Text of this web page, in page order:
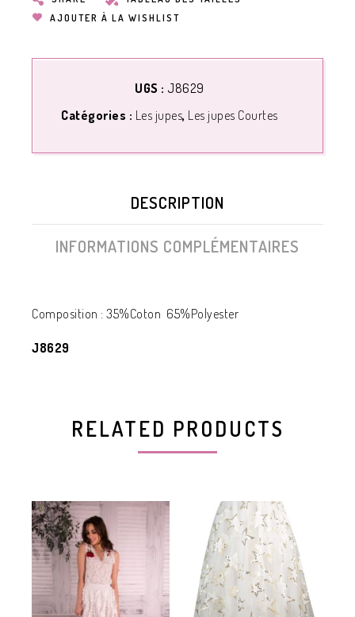
AJOUTER À LA WISHLIST
UGS : J8629
Catégories : Les jupes, Les jupes Courtes
DESCRIPTION
INFORMATIONS COMPLÉMENTAIRES
Composition : 35%Coton 65%Polyester
J8629
RELATED PRODUCTS